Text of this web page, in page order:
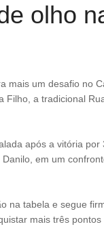
olho
Filho, a tradicional
após a vitória
em um
na tabela e segue
mais três